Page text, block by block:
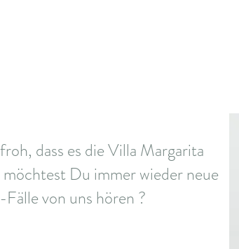
dass es die Villa Margarita
Du immer wieder neue
von uns hören ?